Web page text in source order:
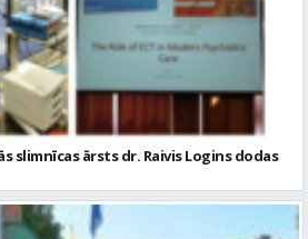
slimnīcas ārsts dr. Raivis Logins dodas